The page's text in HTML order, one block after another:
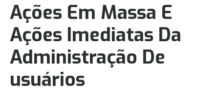
Ações Em Massa E
Ações Imediatas Da
Administração De
usuários